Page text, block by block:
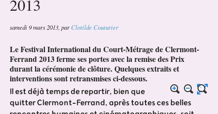
2013
samedi 9 mars 2013 parClotilde Couturier
Le Festival International du Court-Métrage de Clermont-
Ferrand 2013 ferme ses portes avec la remise des Prix
durant la cérémonie de clôture. Quelques extraits et
interventions sont retransmises ci-dessous.
Il est déjà temps de repartir, bien que
quitter Clermont-Ferrand, après toutes ces belles